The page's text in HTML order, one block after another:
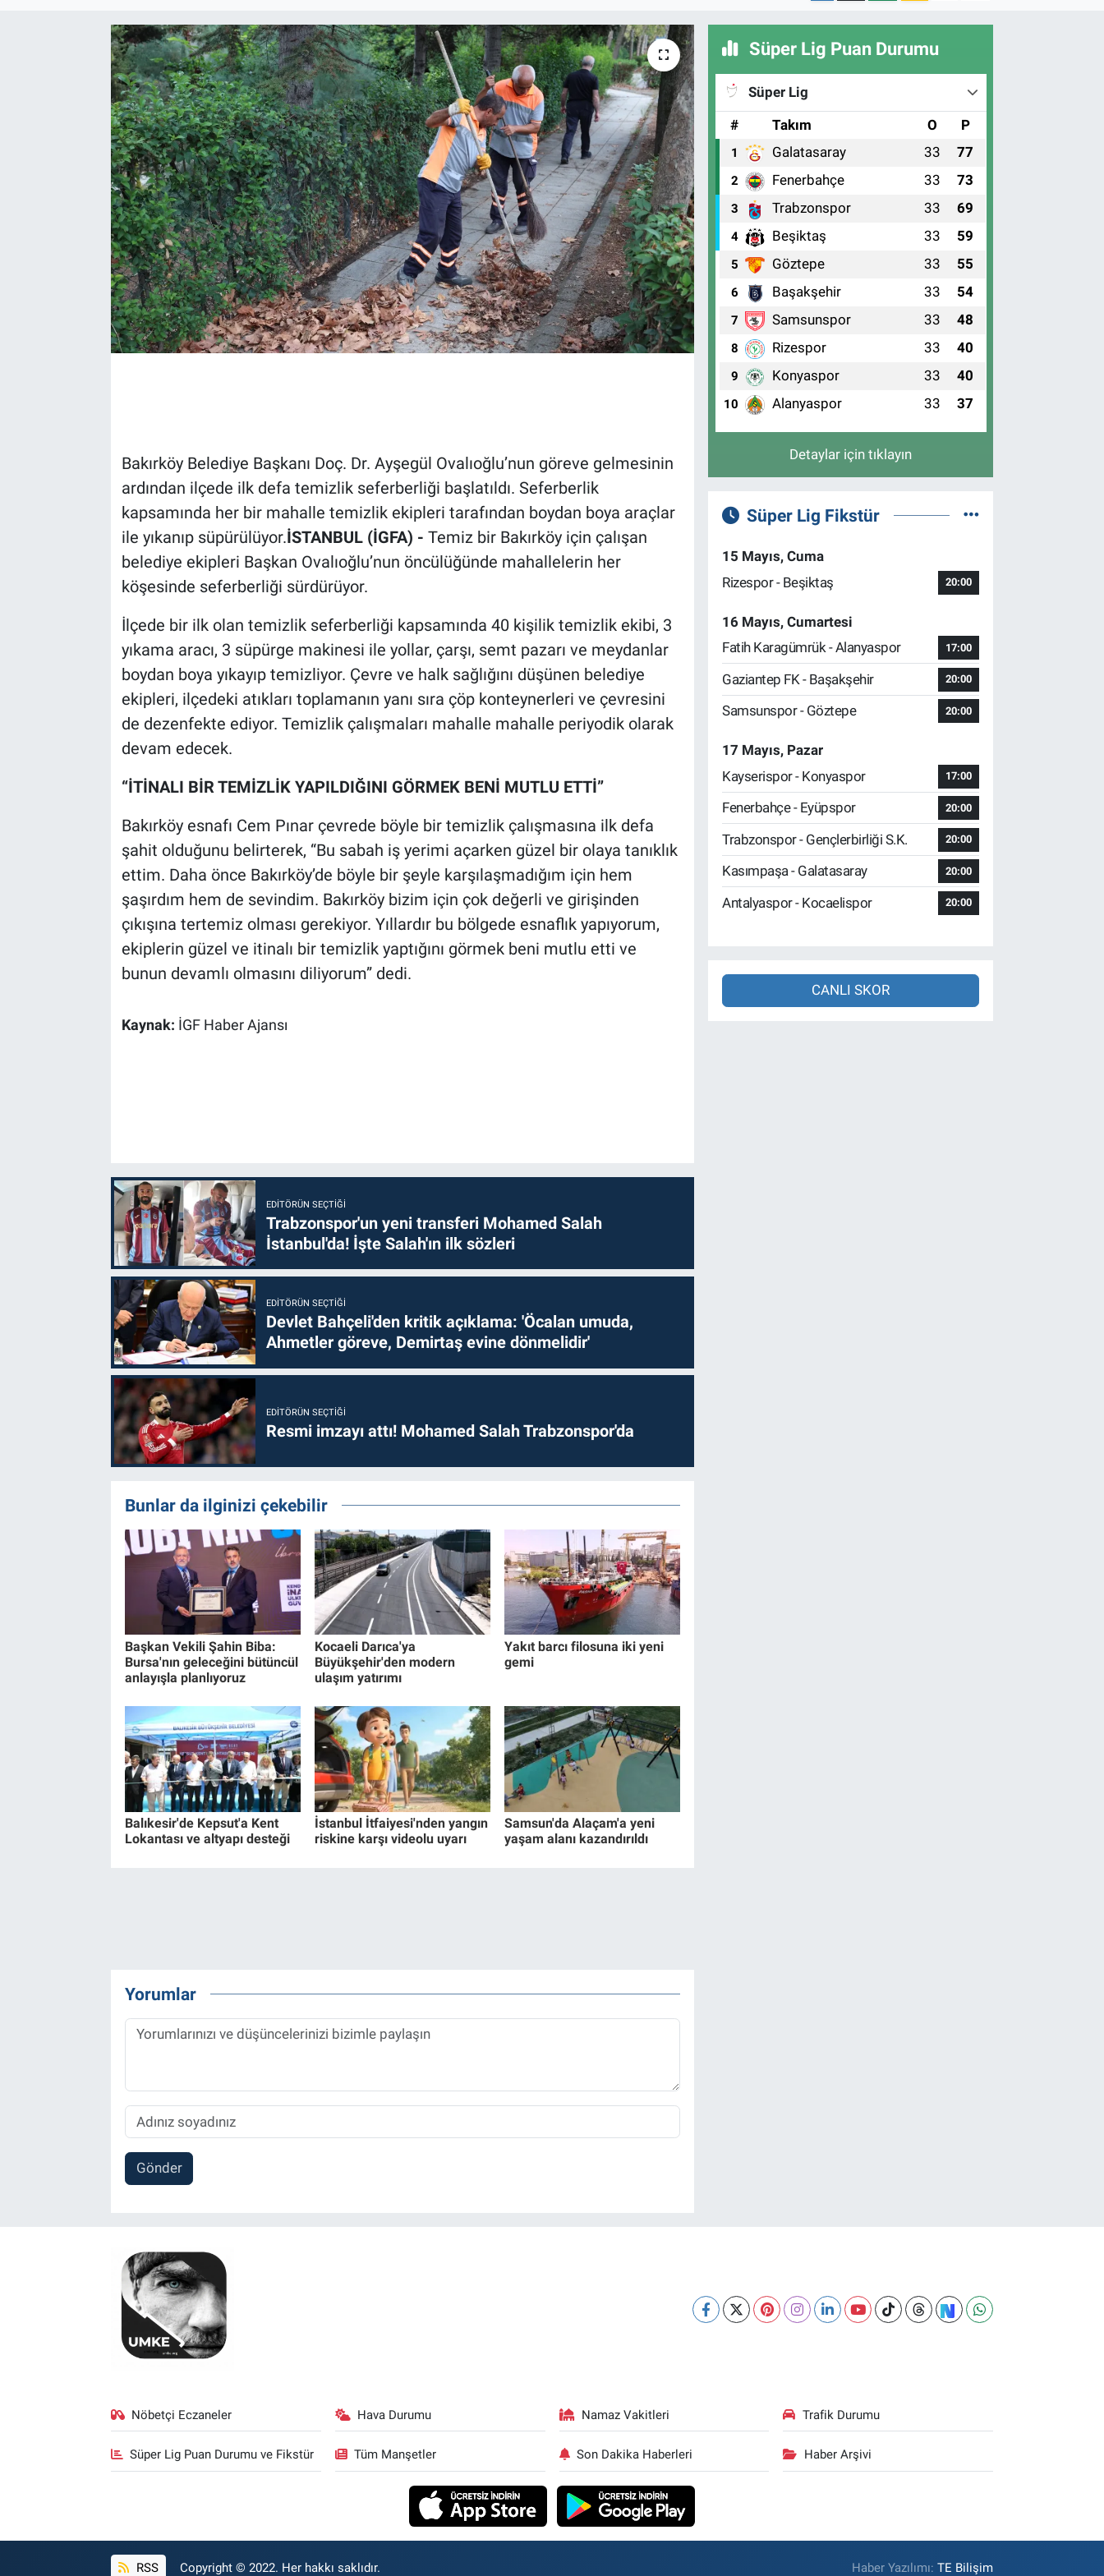
Bakırköy Belediye Başkanı Doç. Dr. Ayşegül Ovalıoğlu’nun göreve gelmesinin
ardından ilçede ilk defa temizlik seferberliği başlatıldı. Seferberlik
kapsamında her bir mahalle temizlik ekipleri tarafından boydan boya araçlar
ile yıkanıp süpürülüyor.İSTANBUL (İGFA) - Temiz bir Bakırköy için çalışan
belediye ekipleri Başkan Ovalıoğlu’nun öncülüğünde mahallelerin her
köşesinde seferberliği sürdürüyor.
İlçede bir ilk olan temizlik seferberliği kapsamında 40 kişilik temizlik ekibi, 3
yıkama aracı, 3 süpürge makinesi ile yollar, çarşı, semt pazarı ve meydanlar
boydan boya yıkayıp temizliyor. Çevre ve halk sağlığını düşünen belediye
ekipleri, ilçedeki atıkları toplamanın yanı sıra çöp konteynerleri ve çevresini
de dezenfekte ediyor. Temizlik çalışmaları mahalle mahalle periyodik olarak
devam edecek.
“İTİNALI BİR TEMİZLİK YAPILDIĞINI GÖRMEK BENİ MUTLU ETTİ”
Bakırköy esnafı Cem Pınar çevrede böyle bir temizlik çalışmasına ilk defa
şahit olduğunu belirterek, “Bu sabah iş yerimi açarken güzel bir olaya tanıklık
ettim. Daha önce Bakırköy’de böyle bir şeyle karşılaşmadığım için hem
şaşırdım hem de sevindim. Bakırköy bizim için çok değerli ve girişinden
çıkışına tertemiz olması gerekiyor. Yıllardır bu bölgede esnaflık yapıyorum,
ekiplerin güzel ve itinalı bir temizlik yaptığını görmek beni mutlu etti ve
bunun devamlı olmasını diliyorum” dedi.
Kaynak: İGF Haber Ajansı
EDITÖRÜN SEÇTIĞI
Trabzonspor'un yeni transferi Mohamed Salah
İstanbul'da! İşte Salah'ın ilk sözleri
EDITÖRÜN SEÇTIĞI
Devlet Bahçeli'den kritik açıklama: 'Öcalan umuda,
Ahmetler göreve, Demirtaş evine dönmelidir'
EDITÖRÜN SEÇTIĞI
Resmi imzayı attı! Mohamed Salah Trabzonspor'da
Bunlar da ilginizi çekebilir
Başkan Vekili Şahin Biba:
Bursa'nın geleceğini bütüncül
anlayışla planlıyoruz
Kocaeli Darıca'ya
Büyükşehir'den modern
ulaşım yatırımı
Yakıt barcı filosuna iki yeni
gemi
Balıkesir'de Kepsut'a Kent
Lokantası ve altyapı desteği
İstanbul İtfaiyesi'nden yangın
riskine karşı videolu uyarı
Samsun'da Alaçam'a yeni
yaşam alanı kazandırıldı
Yorumlar
Gönder
Süper Lig Puan Durumu
Süper Lig
#
Takım O P
1 Galatasaray 33 77
2 Fenerbahçe 33 73
3 Trabzonspor 33 69
4 Beşiktaş 33 59
5 Göztepe 33 55
6 Başakşehir 33 54
7 Samsunspor 33 48
8 Rizespor 33 40
9 Konyaspor 33 40
10 Alanyaspor 33 37
Detaylar için tıklayın
Süper Lig Fikstür
15 Mayıs, Cuma
Rizespor - Beşiktaş
20:00
16 Mayıs, Cumartesi
Fatih Karagümrük - Alanyaspor
17:00
Gaziantep FK - Başakşehir 20:00
Samsunspor - Göztepe 20:00
17 Mayıs, Pazar
Kayserispor - Konyaspor
17:00
Fenerbahçe - Eyüpspor 20:00
Trabzonspor - Gençlerbirliği S.K. 20:00
Kasımpaşa - Galatasaray 20:00
Antalyaspor - Kocaelispor 20:00
CANLI SKOR
Nöbetçi Eczaneler Hava Durumu Namaz Vakitleri Trafik Durumu
Süper Lig Puan Durumu ve Fikstür Tüm Manşetler Son Dakika Haberleri Haber Arşivi
RSS Copyright © 2022. Her hakkı saklıdır. Haber Yazılımı:TE Bilişim